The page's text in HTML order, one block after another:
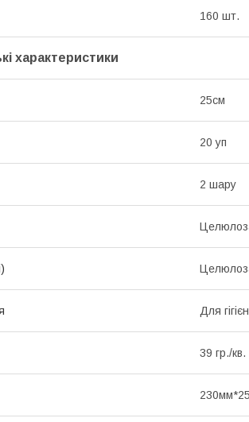
160 шт.
характеристики
25см
20 уп
2 шару
Для
39 гр./